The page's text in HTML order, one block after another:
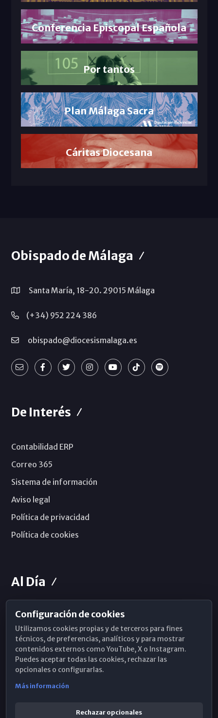
Conferencia Episcopal Española
Por tantos
Plan Málaga Sacra
Cáritas Diocesana
Obispado de Málaga
Santa María, 18-20. 29015 Málaga
(+34) 952 224 386
obispado@diocesismalaga.es
De Interés
Contabilidad ERP
Correo 365
Sistema de información
Aviso legal
Política de privacidad
Política de cookies
Al Día
Horarios de Misa
Hemeroteca
WhatsApp
Configuración de cookies
Utilizamos cookies propias y de terceros para fines
técnicos, de preferencias, analíticos y para mostrar
contenidos externos como YouTube, X o Instagram.
Puedes aceptar todas las cookies, rechazar las
opcionales o configurarlas.
Más información
Rechazar opcionales